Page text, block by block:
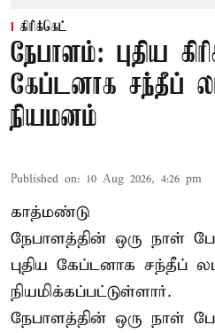
கிரிக்கெட்
நேபாளம்: புதிய
கேப்டனாக சந்தீப்
நியமனம்
Published on: 10 Aug 2026, 4:26 pm
காத்மண்டு
நேபாளத்தின் ஒரு நாள்
புதிய கேப்டனாக சந்தீப்
நியமிக்கப்பட்டுள்ளார்.
நேபாளத்தின் ஒரு நாள்